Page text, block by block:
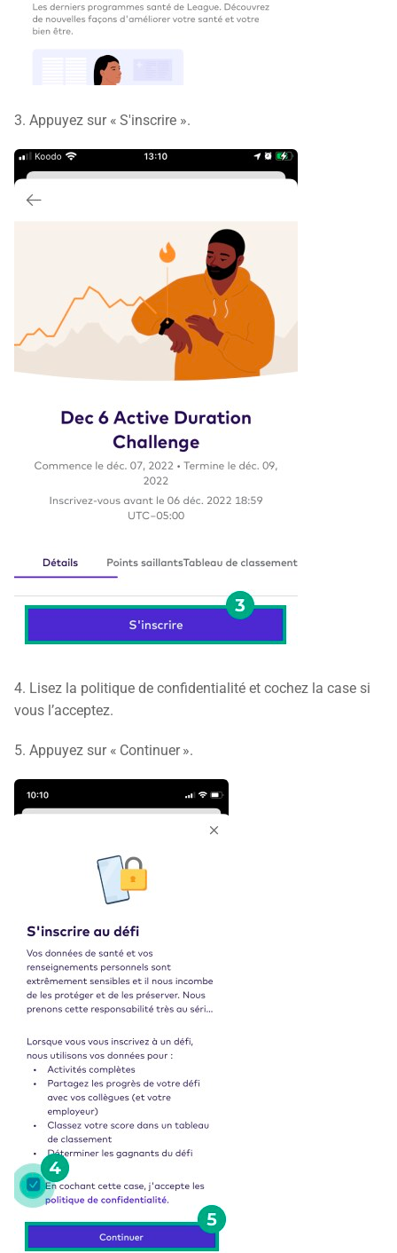
3. Appuyez sur « S'inscrire ».
4. Lisez la politique de confidentialité et cochez la case si
vous l’acceptez.
5. Appuyez sur « Continuer ».